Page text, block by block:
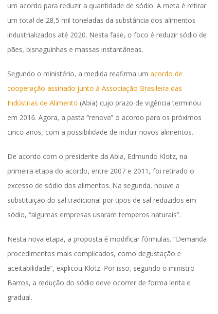
um acordo para reduzir a quantidade de sódio. A meta é retirar
um total de 28,5 mil toneladas da substância dos alimentos
industrializados até 2020. Nesta fase, o foco é reduzir sódio de
pães, bisnaguinhas e massas instantâneas.
Segundo o ministério, a medida reafirma um acordo de
cooperação assinado junto à Associação Brasileira das
Indústrias de Alimento (Abia) cujo prazo de vigência terminou
em 2016. Agora, a pasta “renova” o acordo para os próximos
cinco anos, com a possibilidade de incluir novos alimentos.
De acordo com o presidente da Abia, Edmundo Klotz, na
primeira etapa do acordo, entre 2007 e 2011, foi retirado o
excesso de sódio dos alimentos. Na segunda, houve a
substituição do sal tradicional por tipos de sal reduzidos em
sódio, “algumas empresas usaram temperos naturais”.
Nesta nova etapa, a proposta é modificar fórmulas. “Demanda
procedimentos mais complicados, como degustação e
aceitabilidade”, explicou Klotz. Por isso, segundo o ministro
Barros, a redução do sódio deve ocorrer de forma lenta e
gradual.